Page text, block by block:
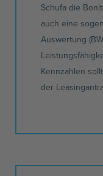
Schufa die
auch eine
Auswertung (
Kennzahlen
der